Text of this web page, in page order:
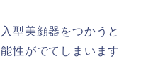
型美顔器をつかうと
性がでてしまいます